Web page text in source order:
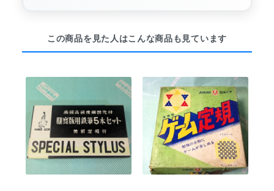
この商品を見た人はこんな商品も見ています